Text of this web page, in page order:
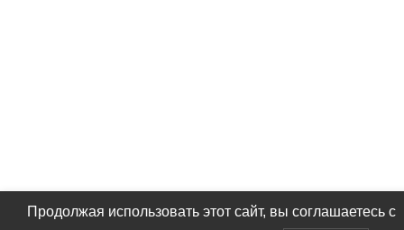
Продолжая использовать этот сайт, вы соглашаетесь с